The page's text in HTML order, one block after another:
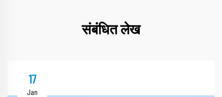
संबंधित लेख
17
Jan